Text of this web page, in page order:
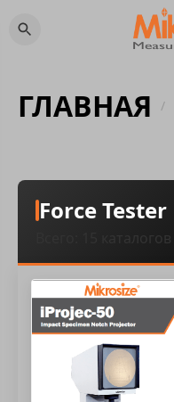
ГЛАВНАЯ /
Force Tester
Всего: 15 каталогов